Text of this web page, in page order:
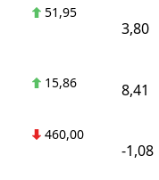
51,95
3,80
15,86 8,41
460,00
-1,08